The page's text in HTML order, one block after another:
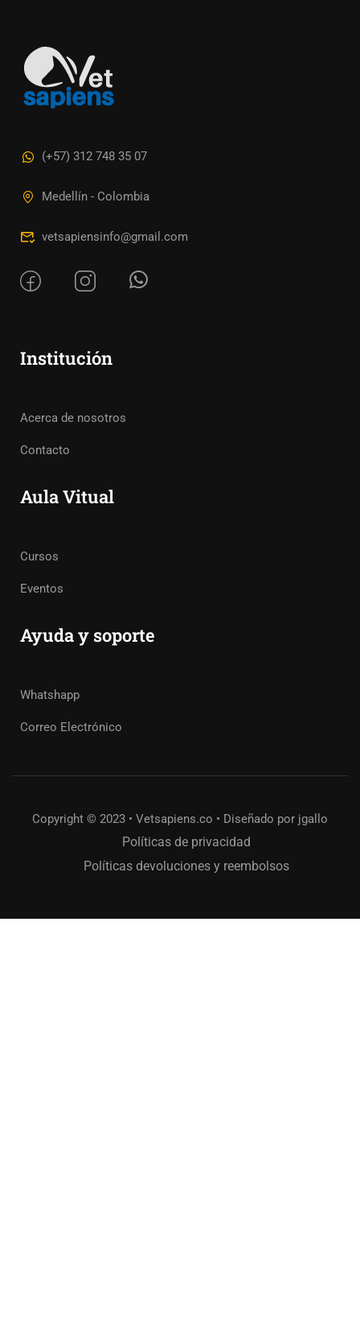
(+57) 312 748 35 07
Medellín - Colombia
vetsapiensinfo@gmail.com
Institución
Acerca de nosotros
Contacto
Aula Vitual
Cursos
Eventos
Ayuda y soporte
Whatshapp
Correo Electrónico
Copyright © 2023 • Vetsapiens.co • Diseñado por jgallo
Políticas de privacidad
Políticas devoluciones y reembolsos